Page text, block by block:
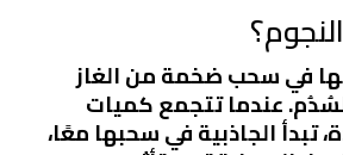
في سحب ضخمة من الغاز
عندما تتجمع كميات
تبدأ الجاذبية في سحبها معًا،